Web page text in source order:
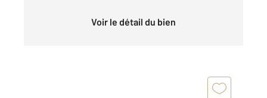
Voir le détail du bien